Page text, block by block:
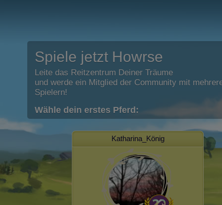
Spiele jetzt Howrse
Leite das Reitzentrum Deiner Träume
und werde ein Mitglied der Community mit
Spielern!
Wähle dein erstes Pferd:
Katharina_König